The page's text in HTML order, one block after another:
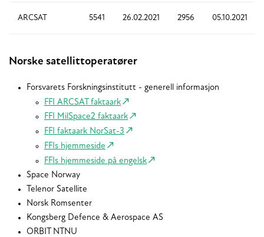
ARCSAT 5541 26.02.2021 2956 05.10.2021
Norske satellittoperatører
Forsvarets Forskningsinstitutt - generell informasjon
FFI ARCSAT faktaark
FFI MilSpace2 faktaark
FFI faktaark NorSat-3
FFIs hjemmeside
FFIs hjemmeside på engelsk
Space Norway
Telenor Satellite
Norsk Romsenter
Kongsberg Defence & Aerospace AS
ORBIT NTNU